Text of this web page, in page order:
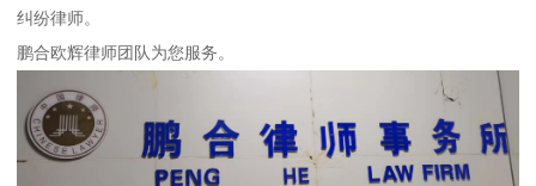
纠纷律师。
鹏合欧辉律师团队为您服务。